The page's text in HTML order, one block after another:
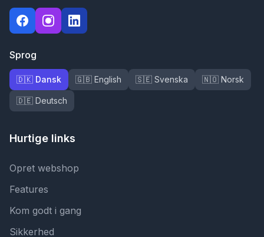
Sprog
🇩🇰 Dansk 🇬🇧 English 🇸🇪 Svenska 🇳🇴 Norsk
🇩🇪 Deutsch
Hurtige links
Opret webshop
Features
Kom godt i gang
Sikkerhed